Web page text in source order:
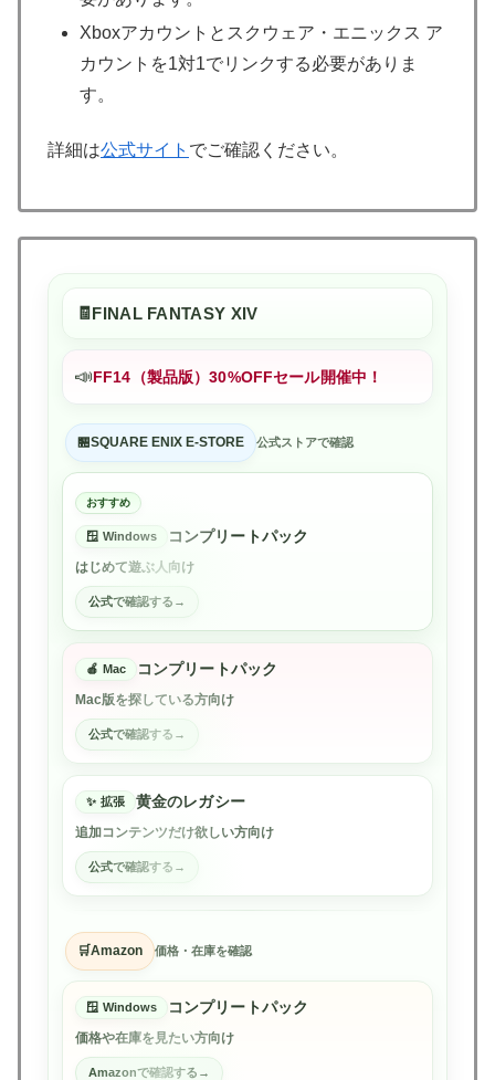
Xboxアカウントとスクウェア・エニックス ア
カウントを1対1でリンクする必要がありま
す。
詳細は公式サイト でご確認ください。
FINAL FANTASY XIV
📣FF14（製品版）30%OFFセール開催中！
SQUARE ENIX E-STORE 公式ストアで確認
おすすめ
Windows コンプリートパック
はじめて遊ぶ人向け
公式で確認する
Mac コンプリートパック
Mac版を探している方向け
公式で確認する
拡張 黄金のレガシー
追加コンテンツだけ欲しい方向け
公式で確認する
Amazon 価格・在庫を確認
Windows コンプリートパック
価格や在庫を見たい方向け
Amazonで確認する